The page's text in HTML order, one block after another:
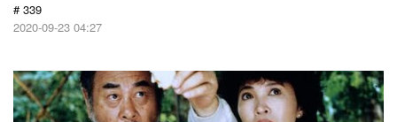
# 339
2020-09-23 04:27